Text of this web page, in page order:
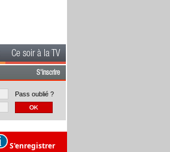
Ce soir à la TV
S'inscrire
Pass oublié ?
S'enregistrer